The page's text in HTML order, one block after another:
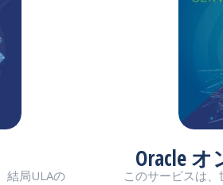
結局ULAの
Oracle
このサービスは